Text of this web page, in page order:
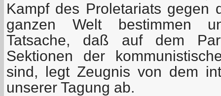
Kampf des Proletariats gegen
ganzen Welt bestimmen
Tatsache, daß auf dem
Sektionen der
sind, legt Zeugnis von dem
unserer Tagung ab.